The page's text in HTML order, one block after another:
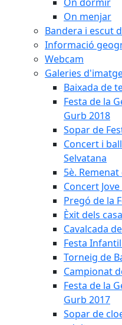
On menjar
Bandera i escut
Informació
Webcam
Galeries
Baixada de
Festa de la
Gurb 2018
Sopar de
Concert i
Selvatana
5è.
Concert
Pregó de la
Èxit dels
Cavalcada
Festa
Torneig de
Campionat
Festa de la
Gurb 2017
Sopar de